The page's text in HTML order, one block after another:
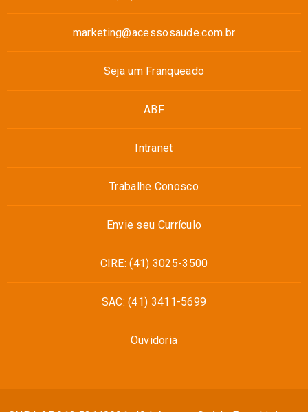
marketing@acessosaude.com.br
Seja um Franqueado
ABF
Intranet
Trabalhe Conosco
Envie seu Currículo
CIRE: (41) 3025-3500
SAC: (41) 3411-5699
Ouvidoria